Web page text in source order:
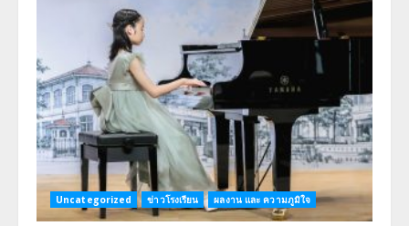
Uncategorized ข่าวโรงเรียน ผลงาน และ ความภูมิใจ